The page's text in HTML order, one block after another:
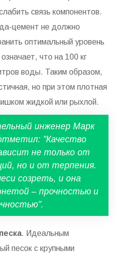
связь компонентов.
цемент не должно
оптимальный уровень
что на 100 кг
воды. Таким образом,
но при этом плотная
жидкой или рыхлой.
инженер Марк
"Качество
не только от
но и от терпения.
созреть, и она
– прочностью и
песка. Идеальным
песок с крупными